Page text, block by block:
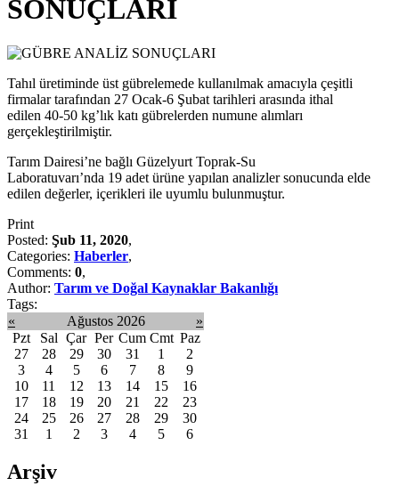
SONUÇLARI
Tahıl üretiminde üst gübrelemede kullanılmak amacıyla çeşitli
firmalar tarafından 27 Ocak-6 Şubat tarihleri arasında ithal
edilen 40-50 kg’lık katı gübrelerden numune alımları
gerçekleştirilmiştir.
Tarım Dairesi’ne bağlı Güzelyurt Toprak-Su
Laboratuvarı’nda 19 adet ürüne yapılan analizler sonucunda elde
edilen değerler, içerikleri ile uyumlu bulunmuştur.
Print
Posted: Şub 11, 2020,
Categories: Haberler,
Comments: 0,
Author: Tarım ve Doğal Kaynaklar Bakanlığı
Tags:
«
Ağustos 2026
»
Pzt
Sal Çar Per Cum Cmt Paz
27
28 29 30 31 1
2
3
4 5 6 7 8
9
10
11 12 13 14 15
16
17
18 19 20 21 22
23
24
25 26 27 28 29
30
31
1 2 3 4 5 6
Arşiv